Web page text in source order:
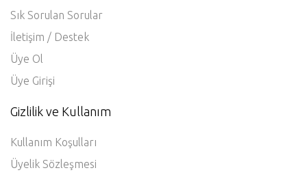
Sık Sorulan Sorular
İletişim / Destek
Üye Ol
Üye Girişi
Gizlilik ve Kullanım
Kullanım Koşulları
Üyelik Sözleşmesi